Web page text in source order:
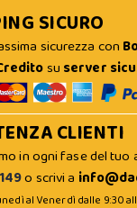
SICURO
sicurezza con
su server
CLIENTI
in ogni fase del
o scrivi a
al Venerdì dalle 9:30